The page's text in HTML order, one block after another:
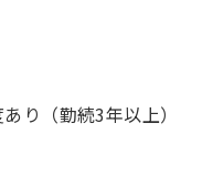
り（勤続3年以上）